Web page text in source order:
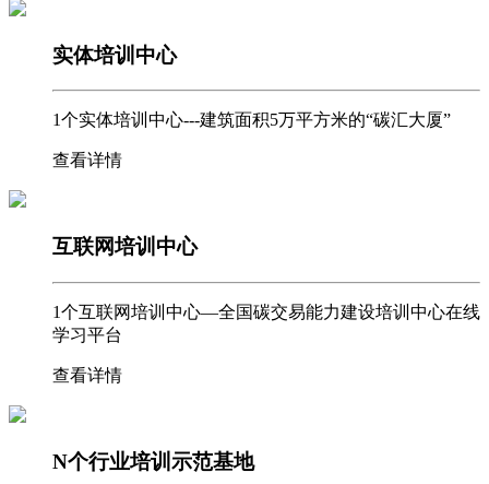
实体培训中心
1个实体培训中心---建筑面积5万平方米的“碳汇大厦”
查看详情
互联网培训中心
1个互联网培训中心—全国碳交易能力建设培训中心在线
学习平台
查看详情
N个行业培训示范基地